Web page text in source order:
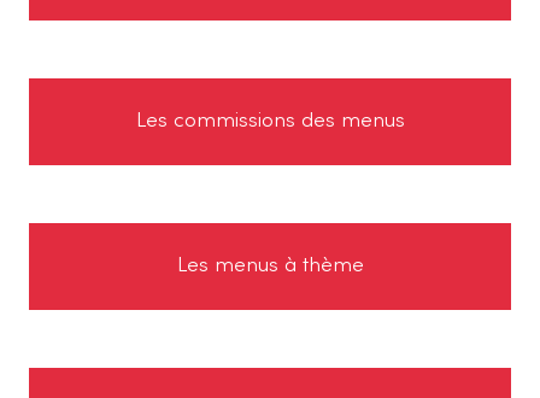
Les commissions des menus
Les menus à thème